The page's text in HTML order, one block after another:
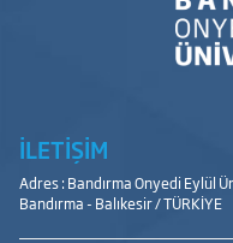
İLETİŞİM
Adres : Bandırma Onyedi Eylül
Bandırma - Balıkesir / TÜRKİYE